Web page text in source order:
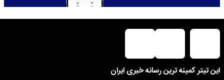
این تیتر کمینه ترین رسانه خبری ایران